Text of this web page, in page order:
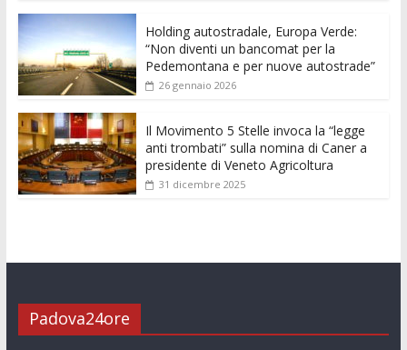
k
Holding autostradale, Europa Verde:
“Non diventi un bancomat per la
Pedemontana e per nuove autostrade”
26 gennaio 2026
Il Movimento 5 Stelle invoca la “legge
anti trombati” sulla nomina di Caner a
presidente di Veneto Agricoltura
31 dicembre 2025
Padova24ore